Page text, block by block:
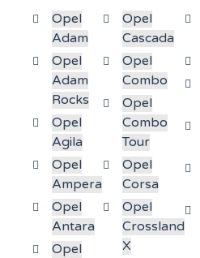
Opel
Adam
Opel
Adam
Rocks
Opel
Agila
Opel
Ampera
Opel
Antara
Opel
Opel
Cascada
Opel
Combo
Opel
Combo
Tour
Opel
Corsa
Opel
Crossland
X